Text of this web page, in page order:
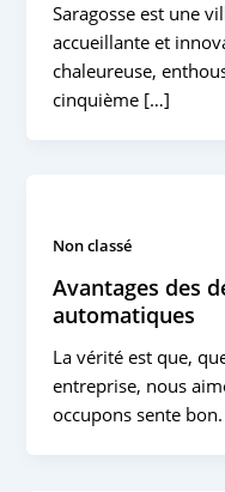
Saragosse est une
accueillante et
chaleureuse,
cinquième […]
Non classé
Avantages des
automatiques
La vérité est que,
entreprise, nous
occupons sente bon.